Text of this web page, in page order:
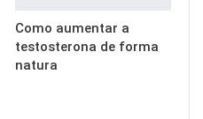
Como aumentar a
testosterona de forma
natura